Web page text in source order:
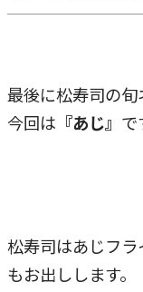
最後に松寿司の旬
今回は 『あじ』 で
松寿司はあじフ
もお出しします。